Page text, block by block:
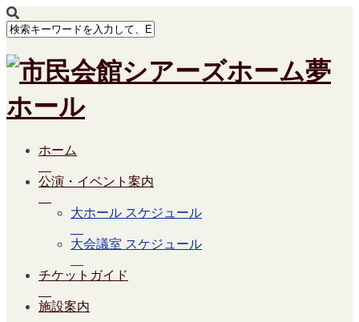
ホーム
公演・イベント案内
大ホール スケジュール
大会議室 スケジュール
チケットガイド
施設案内